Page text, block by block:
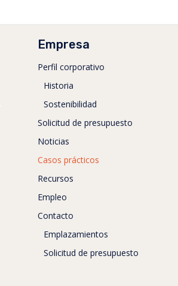
Empresa
Perfil corporativo
Historia
Sostenibilidad
Solicitud de presupuesto
Noticias
Casos prácticos
Recursos
Empleo
Contacto
Emplazamientos
Solicitud de presupuesto